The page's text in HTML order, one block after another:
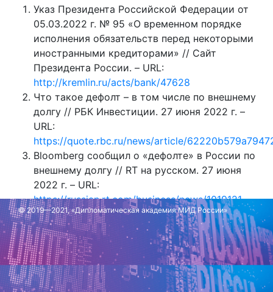
Указ Президента Российской Федерации от
05.03.2022 г. № 95 «О временном порядке
исполнения обязательств перед некоторыми
иностранными кредиторами» // Сайт
Президента России. – URL:
http://kremlin.ru/acts/bank/47628
Что такое дефолт – в том числе по внешнему
долгу // РБК Инвестиции. 27 июня 2022 г. –
URL:
https://quote.rbc.ru/news/article/
Bloomberg сообщил о «дефолте» в России по
внешнему долгу // RT на русском. 27 июня
2022 г. – URL:
https://russian.rt.com/business/news/1019121-
blumberg-defolt-rossiya-dolg
Обновлено: 28 июня 2022 г.
© 2019—2021, «Дипломатическая академия МИД России»